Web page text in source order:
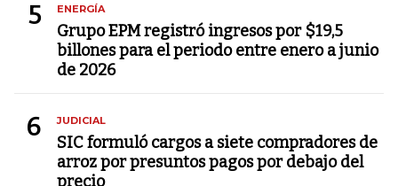
5 ENERGÍA
Grupo EPM registró ingresos por $19,5
billones para el periodo entre enero a junio
de 2026
6 JUDICIAL
SIC formuló cargos a siete compradores de
arroz por presuntos pagos por debajo del
precio